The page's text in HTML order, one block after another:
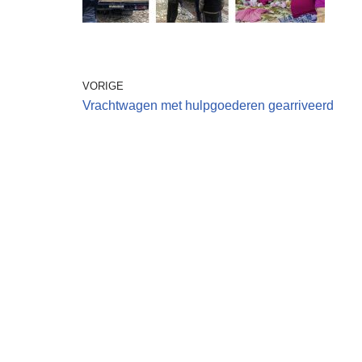
VORIGE
Vrachtwagen met hulpgoederen gearriveerd